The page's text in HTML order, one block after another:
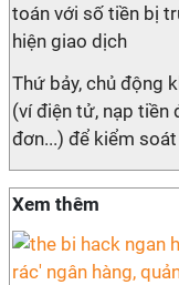
toán với số tiền bị
hiện giao dịch
Thứ bảy, chủ động
(ví điện tử, nạp tiền
đơn...) để kiểm
Xem thêm
rác' ngân hàng,